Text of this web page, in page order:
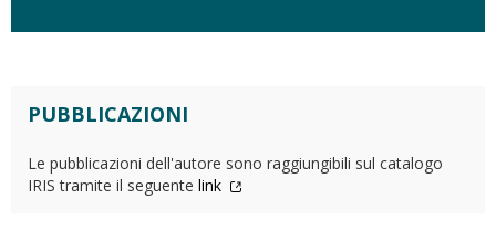
PUBBLICAZIONI
Le pubblicazioni dell'autore sono raggiungibili sul catalogo
IRIS tramite il seguente link